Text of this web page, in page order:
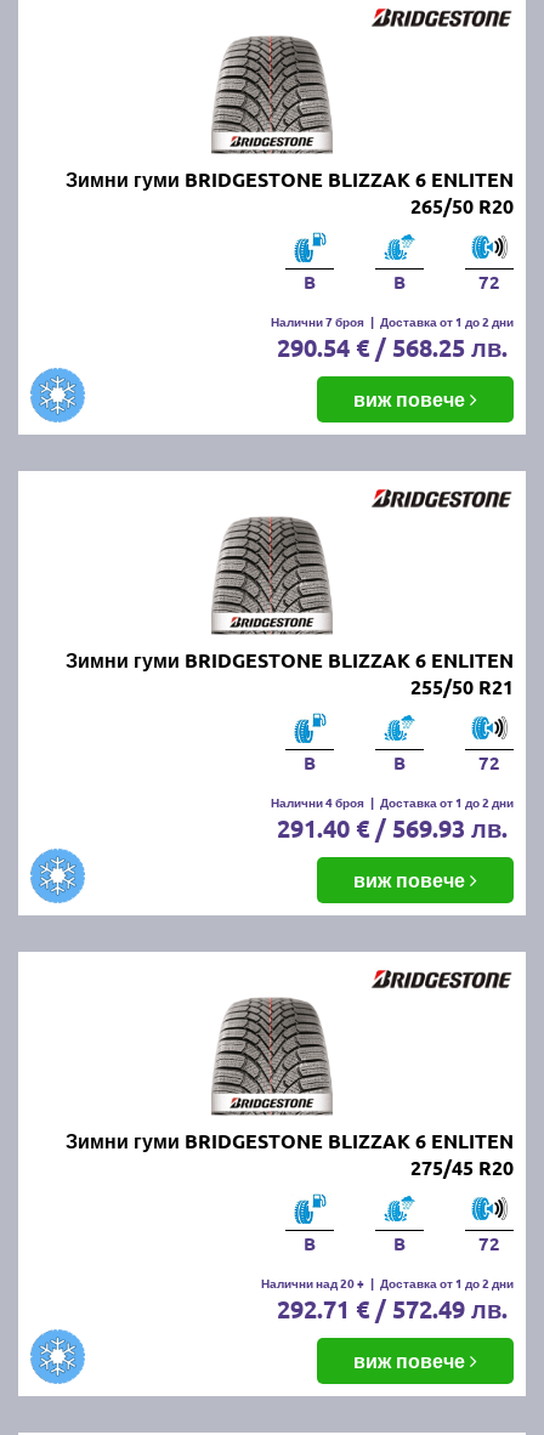
Зимни гуми BRIDGESTONE BLIZZAK 6 ENLITEN
265/50 R20
B B 72
Налични 7 броя | Доставка от 1 до 2 дни
290.54 € / 568.25 лв.
виж повече
Зимни гуми BRIDGESTONE BLIZZAK 6 ENLITEN
255/50 R21
B B 72
Налични 4 броя | Доставка от 1 до 2 дни
291.40 € / 569.93 лв.
виж повече
Зимни гуми BRIDGESTONE BLIZZAK 6 ENLITEN
275/45 R20
B B 72
Налични над 20 + | Доставка от 1 до 2 дни
292.71 € / 572.49 лв.
виж повече